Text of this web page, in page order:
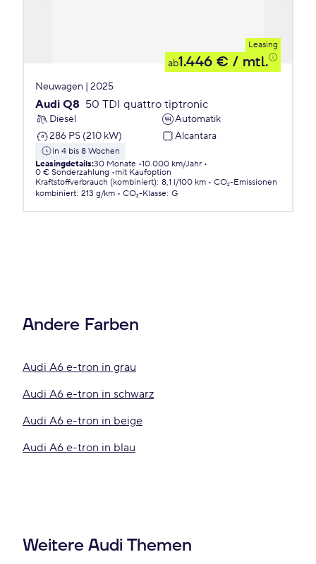
Leasing
ab1.446 € / mtl.
Neuwagen | 2025
Audi Q8 50 TDI quattro tiptronic
Diesel
Automatik
286 PS (210 kW)
Alcantara
in 4 bis 8 Wochen
Leasingdetails:30 Monate 10.000 km/Jahr
0 € Sonderzahlung
mit Kaufoption
Kraftstoffverbrauch (kombiniert): 8,1 l/100 km
CO₂-Emissionen
kombiniert: 213 g/km CO₂-Klasse: G
Andere Farben
Audi A6 e-tron in grau
Audi A6 e-tron in schwarz
Audi A6 e-tron in beige
Audi A6 e-tron in blau
Weitere Audi Themen